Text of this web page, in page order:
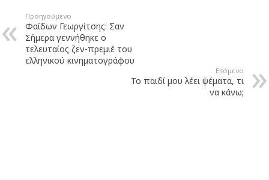
Προηγούμενο
Φαίδων Γεωργίτσης: Σαν
Σήμερα γεννήθηκε ο
τελευταίος ζεν-πρεμιέ του
ελληνικού κινηματογράφου
Επόμενο
Το παιδί μου λέει ψέματα, τι
να κάνω;